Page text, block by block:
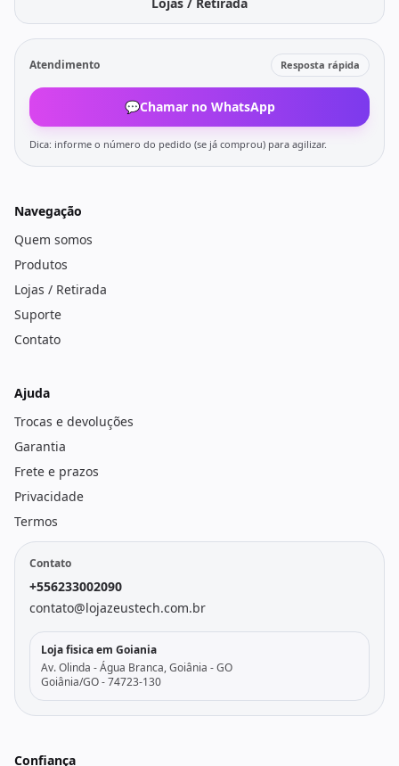
Atendimento Resposta rápida
💬Chamar no WhatsApp
Dica: informe o número do pedido (se já comprou) para agilizar.
Navegação
Quem somos
Produtos
Lojas / Retirada
Suporte
Contato
Ajuda
Trocas e devoluções
Garantia
Frete e prazos
Privacidade
Termos
Contato
+556233002090
contato@lojazeustech.com.br
Loja fisica em Goiania
Av. Olinda - Água Branca, Goiânia - GO
Goiânia/GO - 74723-130
Confiança